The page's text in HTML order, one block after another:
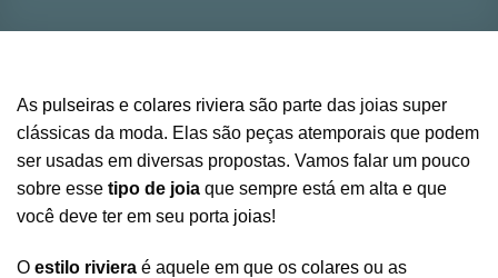
As pulseiras e colares riviera são parte das joias super
clássicas da moda. Elas são peças atemporais que podem
ser usadas em diversas propostas. Vamos falar um pouco
sobre esse tipo de joia que sempre está em alta e que
você deve ter em seu porta joias!
O estilo riviera é aquele em que os colares ou as